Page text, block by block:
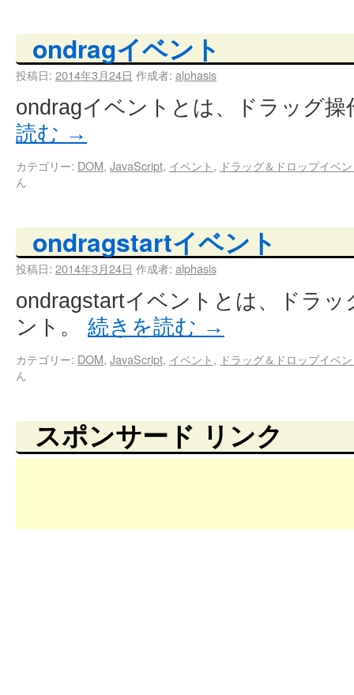
ondragイベント
投稿日: 2014年3月24日 作成者: alphasis
ondragイベントとは、ドラッグ
読む →
カテゴリー: DOM, JavaScript, イベント, ドラッグ＆ドロップイベ
ん
ondragstartイベント
投稿日: 2014年3月24日 作成者: alphasis
ondragstartイベントとは、ドラ
ント。 続きを読む →
カテゴリー: DOM, JavaScript, イベント, ドラッグ＆ドロップイベ
ん
スポンサード リンク